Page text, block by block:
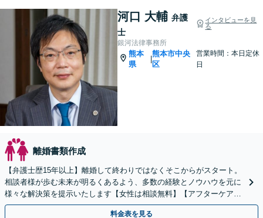
河口 大輔 弁護
士
インタビューを見
る
銀河法律事務所
熊本
県
|
熊本市中央
区
営業時間：本日定休
日
離婚書類作成
【弁護士歴15年以上】離婚して終わりではなくそこからがスタート。
相談者様が歩む未来が明るくあるよう、多数の経験とノウハウを元に
様々な解決策を提示いたします【女性は相談無料】【アフターケアも
充実】【子連れ相談OK】
料金表を見る